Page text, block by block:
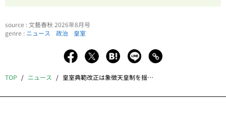
source : 文藝春秋 2026年8月号
genre : ニュース 政治 皇室
TOP ニュース 皇室典範改正は象徴天皇制を揺るがす